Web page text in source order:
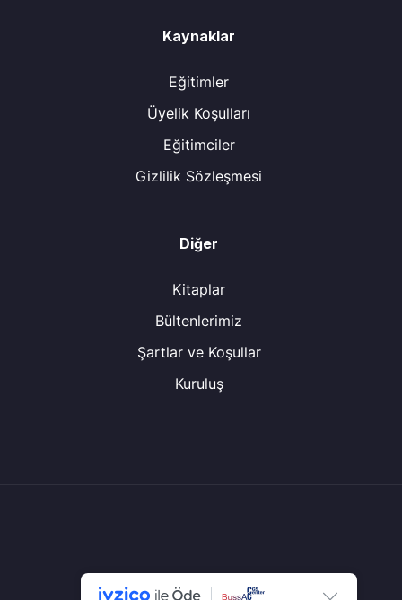
Kaynaklar
Eğitimler
Üyelik Koşulları
Eğitimciler
Gizlilik Sözleşmesi
Diğer
Kitaplar
Bültenlerimiz
Şartlar ve Koşullar
Kuruluş
© Tüm Hakları Saklıdır. CGS Center